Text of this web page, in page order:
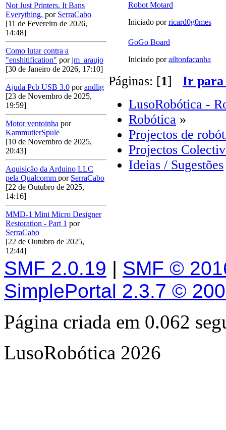
Not Just Printers. It Bans
Everything. por SerraCabo
[11 de Fevereiro de 2026,
14:48]
Como lutar contra a
"enshitification" porjm_araujo
[30 de Janeiro de 2026, 17:10]
Ajuda Pcb USB 3.0 porandlig
[23 de Novembro de 2025,
19:59]
Motor ventoinha por
KammutierSpule
[10 de Novembro de 2025,
20:43]
Aquisição da Arduino LLC
pela Qualcomm por SerraCabo
[22 de Outubro de 2025,
14:16]
MMD-1 Mini Micro Designer
Restoration - Part 1 por
SerraCabo
[22 de Outubro de 2025,
12:44]
Robot Motard
Iniciado porricard0g0mes
GoGo Board
Iniciado porailtonfacanha
Páginas: [1] Ir para
LusoRobótica -
Robótica »
Projectos de
Projectos
Ideias / Sugestões
SMF 2.0.19 | SMF ©
SimplePortal 2.3.7 ©
Página criada em 0.062
LusoRobótica 2026